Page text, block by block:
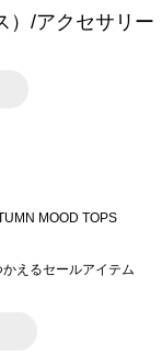
）/アクセサリー